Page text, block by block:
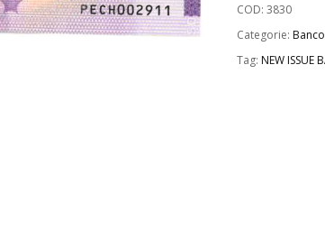
COD: 3830
Categorie:
Tag: NEW ISSUE